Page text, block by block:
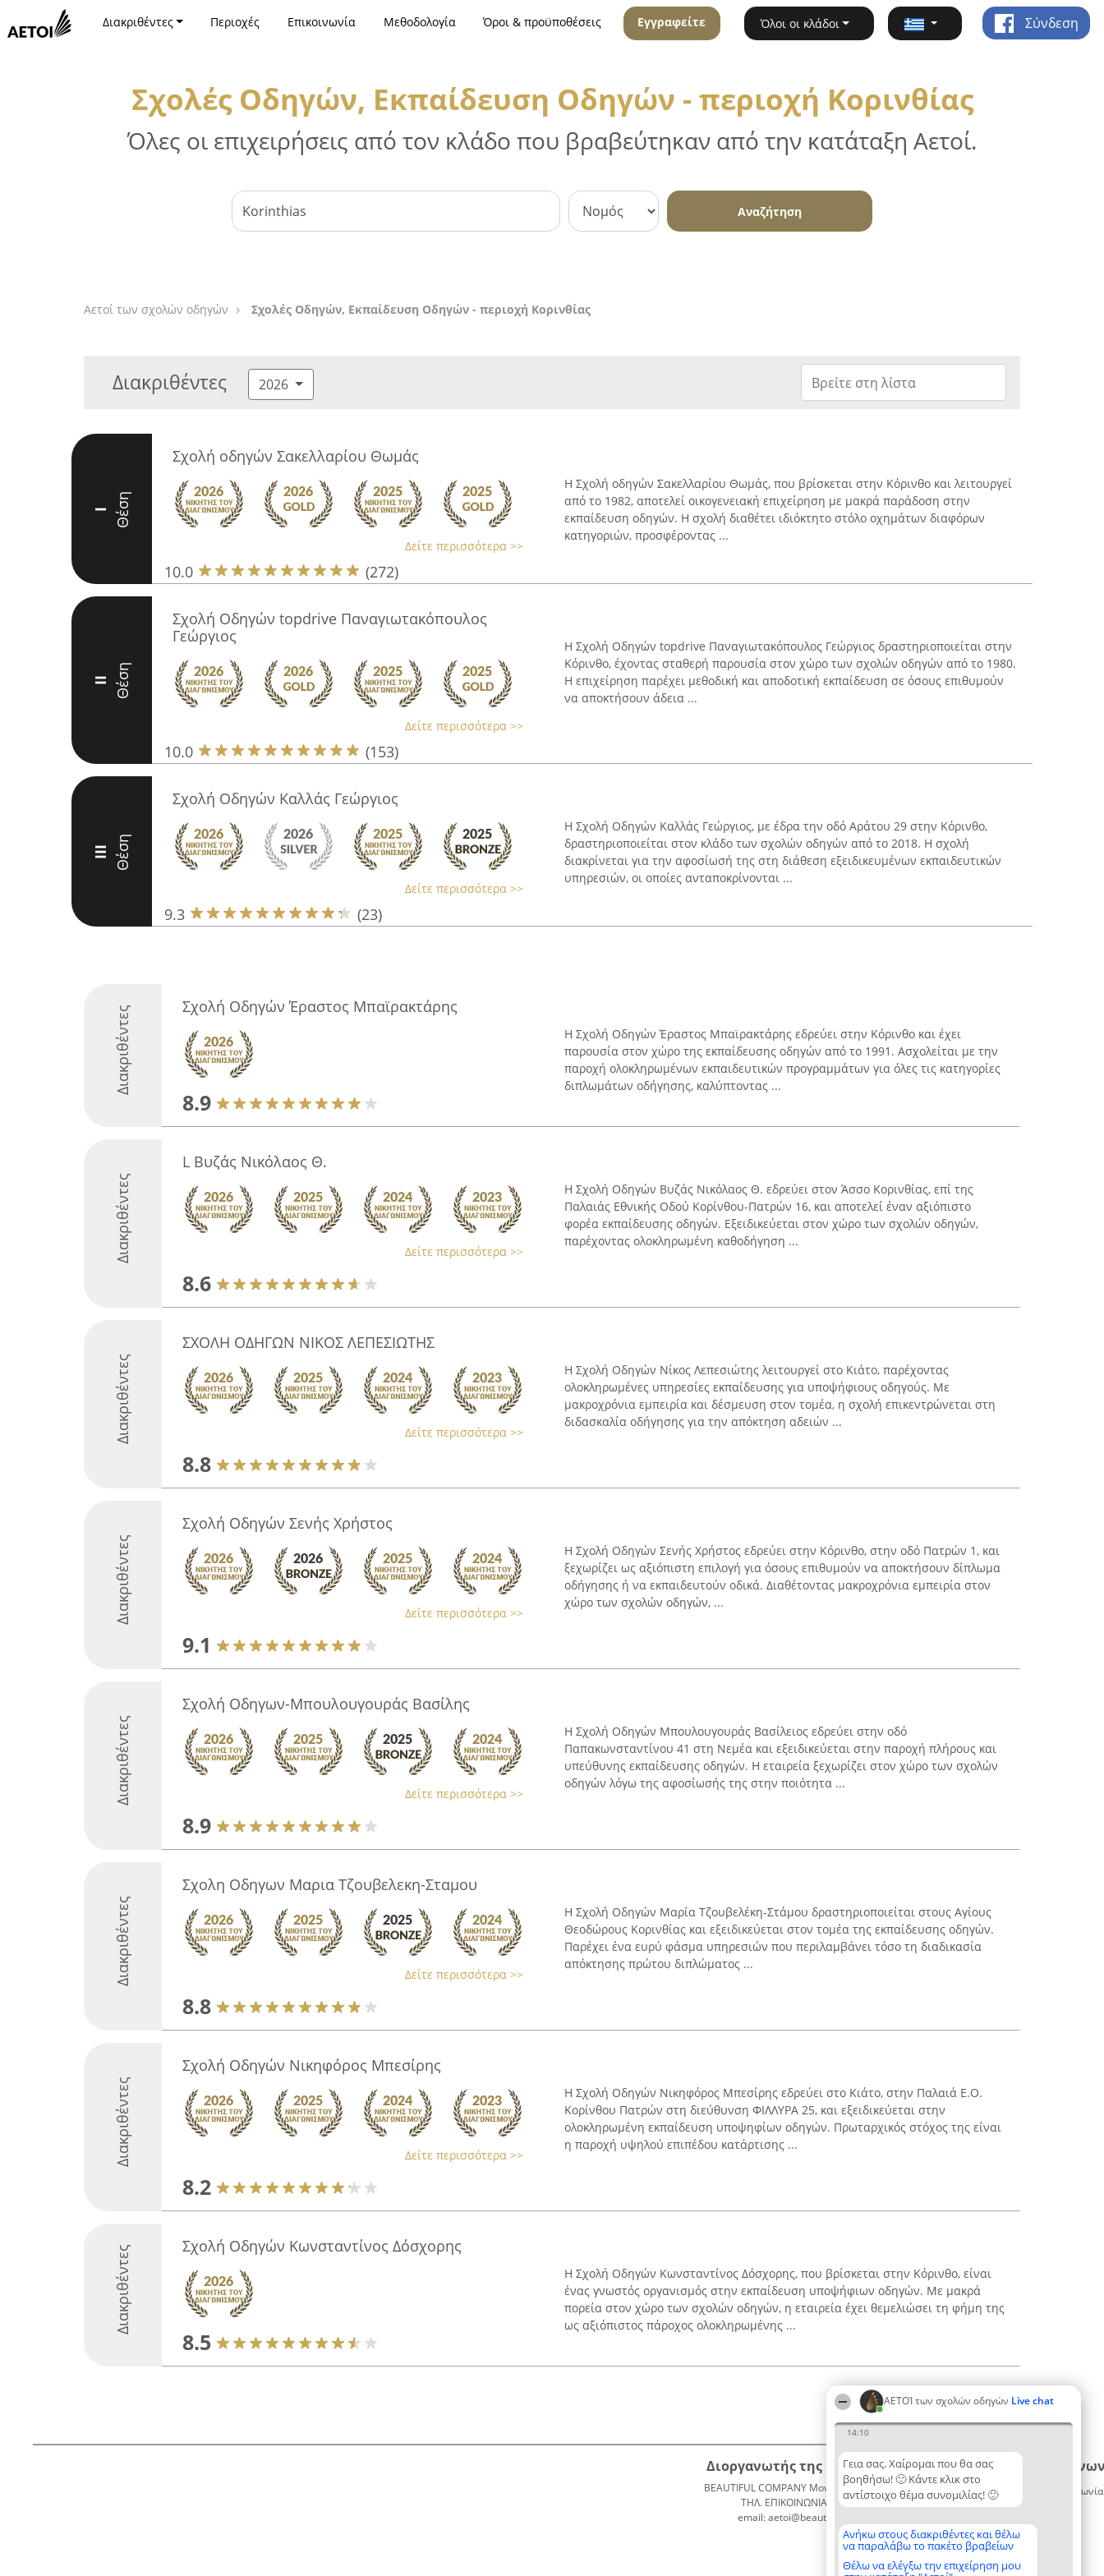
ΑΕΤΟΊ των σχολών οδηγών Live chat
14:10
Γεια σας. Χαίρομαι που θα σας
βοηθήσω! 🙂 Κάντε κλικ στο
αντίστοιχο θέμα συνομιλίας! 🙂
Ανήκω στους διακριθέντες και θέλω
να παραλάβω το πακέτο βραβείων
Θέλω να ελέγξω την επιχείρηση μου
Διακριθέντες Περιοχές Επικοινωνία Μεθοδολογία Όροι & προϋποθέσεις Εγγραφείτε Όλοι οι κλάδοι Σύνδεση
Σχολές Οδηγών, Εκπαίδευση Οδηγών - περιοχή Κορινθίας
Όλες οι επιχειρήσεις από τον κλάδο που βραβεύτηκαν από την κατάταξη Αετοί.
Αναζήτηση
Αετοί των σχολών οδηγών Σχολές Οδηγών, Εκπαίδευση Οδηγών - περιοχή Κορινθίας
Διακριθέντες 2026
I Θέση
Σχολή οδηγών Σακελλαρίου Θωμάς
Δείτε περισσότερα >>
10.0 (272)
Η Σχολή οδηγών Σακελλαρίου Θωμάς, που βρίσκεται στην Κόρινθο και λειτουργεί
από το 1982, αποτελεί οικογενειακή επιχείρηση με μακρά παράδοση στην
εκπαίδευση οδηγών. Η σχολή διαθέτει ιδιόκτητο στόλο οχημάτων διαφόρων
κατηγοριών, προσφέροντας ...
II Θέση
Σχολή Οδηγών topdrive Παναγιωτακόπουλος
Γεώργιος
Δείτε περισσότερα >>
10.0 (153)
Η Σχολή Οδηγών topdrive Παναγιωτακόπουλος Γεώργιος δραστηριοποιείται στην
Κόρινθο, έχοντας σταθερή παρουσία στον χώρο των σχολών οδηγών από το 1980.
Η επιχείρηση παρέχει μεθοδική και αποδοτική εκπαίδευση σε όσους επιθυμούν
να αποκτήσουν άδεια ...
III Θέση
Σχολή Οδηγών Καλλάς Γεώργιος
Δείτε περισσότερα >>
9.3 (23)
Η Σχολή Οδηγών Καλλάς Γεώργιος, με έδρα την οδό Αράτου 29 στην Κόρινθο,
δραστηριοποιείται στον κλάδο των σχολών οδηγών από το 2018. Η σχολή
διακρίνεται για την αφοσίωσή της στη διάθεση εξειδικευμένων εκπαιδευτικών
υπηρεσιών, οι οποίες ανταποκρίνονται ...
Διακριθέντες Σχολή Οδηγών Έραστος Μπαϊρακτάρης
8.9
Η Σχολή Οδηγών Έραστος Μπαϊρακτάρης εδρεύει στην Κόρινθο και έχει
παρουσία στον χώρο της εκπαίδευσης οδηγών από το 1991. Ασχολείται με την
παροχή ολοκληρωμένων εκπαιδευτικών προγραμμάτων για όλες τις κατηγορίες
διπλωμάτων οδήγησης, καλύπτοντας ...
Διακριθέντες
L Βυζάς Νικόλαος Θ.
Δείτε περισσότερα >>
8.6
Η Σχολή Οδηγών Βυζάς Νικόλαος Θ. εδρεύει στον Άσσο Κορινθίας, επί της
Παλαιάς Εθνικής Οδού Κορίνθου-Πατρών 16, και αποτελεί έναν αξιόπιστο
φορέα εκπαίδευσης οδηγών. Εξειδικεύεται στον χώρο των σχολών οδηγών,
παρέχοντας ολοκληρωμένη καθοδήγηση ...
Διακριθέντες
ΣΧΟΛΗ ΟΔΗΓΩΝ ΝΙΚΟΣ ΛΕΠΕΣΙΩΤΗΣ
Δείτε περισσότερα >>
8.8
Η Σχολή Οδηγών Νίκος Λεπεσιώτης λειτουργεί στο Κιάτο, παρέχοντας
ολοκληρωμένες υπηρεσίες εκπαίδευσης για υποψήφιους οδηγούς. Με
μακροχρόνια εμπειρία και δέσμευση στον τομέα, η σχολή επικεντρώνεται στη
διδασκαλία οδήγησης για την απόκτηση αδειών ...
Διακριθέντες
Σχολή Οδηγών Σενής Χρήστος
Δείτε περισσότερα >>
9.1
Η Σχολή Οδηγών Σενής Χρήστος εδρεύει στην Κόρινθο, στην οδό Πατρών 1, και
ξεχωρίζει ως αξιόπιστη επιλογή για όσους επιθυμούν να αποκτήσουν δίπλωμα
οδήγησης ή να εκπαιδευτούν οδικά. Διαθέτοντας μακροχρόνια εμπειρία στον
χώρο των σχολών οδηγών, ...
Διακριθέντες
Σχολή Οδηγων-Μπουλουγουράς Βασίλης
Δείτε περισσότερα >>
8.9
Η Σχολή Οδηγών Μπουλουγουράς Βασίλειος εδρεύει στην οδό
Παπακωνσταντίνου 41 στη Νεμέα και εξειδικεύεται στην παροχή πλήρους και
υπεύθυνης εκπαίδευσης οδηγών. Η εταιρεία ξεχωρίζει στον χώρο των σχολών
οδηγών λόγω της αφοσίωσής της στην ποιότητα ...
Διακριθέντες
Σχολη Οδηγων Μαρια Τζουβελεκη-Σταμου
Δείτε περισσότερα >>
8.8
Η Σχολή Οδηγών Μαρία Τζουβελέκη-Στάμου δραστηριοποιείται στους Αγίους
Θεοδώρους Κορινθίας και εξειδικεύεται στον τομέα της εκπαίδευσης οδηγών.
Παρέχει ένα ευρύ φάσμα υπηρεσιών που περιλαμβάνει τόσο τη διαδικασία
απόκτησης πρώτου διπλώματος ...
Διακριθέντες
Σχολή Οδηγών Νικηφόρος Μπεσίρης
Δείτε περισσότερα >>
8.2
Η Σχολή Οδηγών Νικηφόρος Μπεσίρης εδρεύει στο Κιάτο, στην Παλαιά Ε.Ο.
Κορίνθου Πατρών στη διεύθυνση ΦΙΛΛΥΡΑ 25, και εξειδικεύεται στην
ολοκληρωμένη εκπαίδευση υποψηφίων οδηγών. Πρωταρχικός στόχος της είναι
η παροχή υψηλού επιπέδου κατάρτισης ...
Διακριθέντες Σχολή Οδηγών Κωνσταντίνος Δόσχορης
8.5
Η Σχολή Οδηγών Κωνσταντίνος Δόσχορης, που βρίσκεται στην Κόρινθο, είναι
ένας γνωστός οργανισμός στην εκπαίδευση υποψήφιων οδηγών. Με μακρά
πορεία στον χώρο των σχολών οδηγών, η εταιρεία έχει θεμελιώσει τη φήμη της
ως αξιόπιστος πάροχος ολοκληρωμένης ...
Διοργανωτής της κατάταξης
BEAUTIFUL COMPANY Μονοπρόσωπη ΙΚΕ
ΤΗΛ. ΕΠΙΚΟΙΝΩΝΙΑΣ: 2104128019
email: aetoi@beautifulcompany.co
Κατάταξη
Διακριθέντες
Λίστα
διακριθέντων
Μεθοδολογία
Όροι &
Επικοινωνία